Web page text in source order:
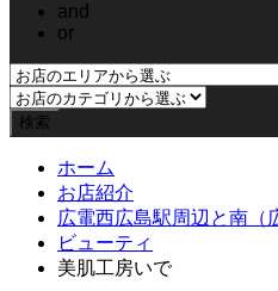
and
or
ホーム
お店紹介
広電西広島駅周辺と南（
ビューティ
美肌工房いで